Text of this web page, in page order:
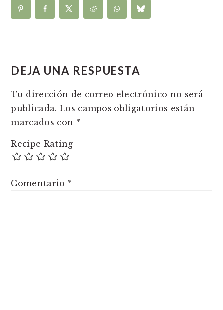
INTERACTIONS
DEJA UNA RESPUESTA
Tu dirección de correo electrónico no será
publicada. Los campos obligatorios están
marcados con *
Recipe Rating
Comentario *